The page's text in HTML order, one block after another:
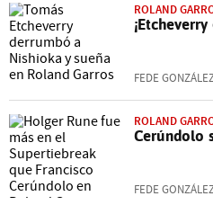
ROLAND
FEDE
ROLAND
Cerúndolo
FEDE